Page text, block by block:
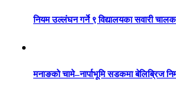
नियम उल्लंघन गर्ने ९ विद्यालयका सवारी चालक
मनाङको चामे–नार्पाभूमि सडकमा बेलिब्रिज